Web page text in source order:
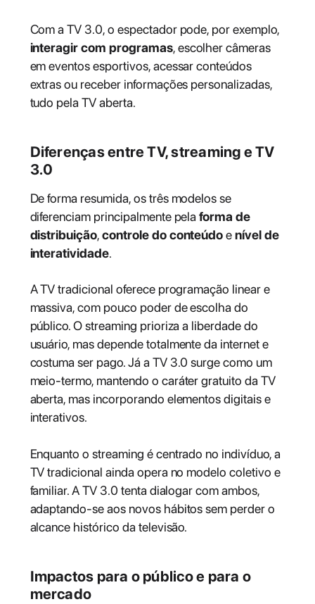
Com a TV 3.0, o espectador pode, por exemplo,
interagir com programas, escolher câmeras
em eventos esportivos, acessar conteúdos
extras ou receber informações personalizadas,
tudo pela TV aberta.
Diferenças entre TV, streaming e TV
3.0
De forma resumida, os três modelos se
diferenciam principalmente pelaforma de
distribuição,controle do conteúdoenível de
interatividade.
A TV tradicional oferece programação linear e
massiva, com pouco poder de escolha do
público. O streaming prioriza a liberdade do
usuário, mas depende totalmente da internet e
costuma ser pago. Já a TV 3.0 surge como um
meio-termo, mantendo o caráter gratuito da TV
aberta, mas incorporando elementos digitais e
interativos.
Enquanto o streaming é centrado no indivíduo, a
TV tradicional ainda opera no modelo coletivo e
familiar. A TV 3.0 tenta dialogar com ambos,
adaptando-se aos novos hábitos sem perder o
alcance histórico da televisão.
Impactos para o público e para o
mercado